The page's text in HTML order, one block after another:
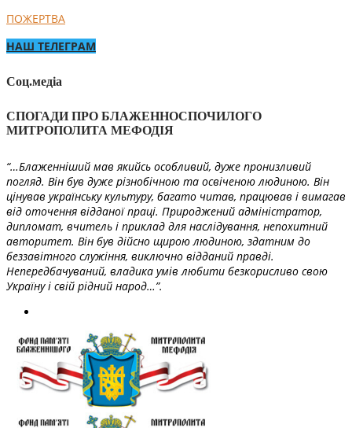
ПОЖЕРТВА
НАШ ТЕЛЕГРАМ
Соц.медіа
СПОГАДИ ПРО БЛАЖЕННОСПОЧИЛОГО
МИТРОПОЛИТА МЕФОДІЯ
“…Блаженніший мав якийсь особливий, дуже пронизливий
погляд. Він був дуже різнобічною та освіченою людиною. Він
цінував українську культуру, багато читав, працював і вимагав
від оточення відданої праці. Природжений адміністратор,
дипломат, вчитель і приклад для наслідування, непохитний
авторитет. Він був дійсно щирою людиною, здатним до
беззавітного служіння, виключно відданий правді.
Непередбачуваний, владика умів любити безкорисливо свою
Україну і свій рідний народ…”.